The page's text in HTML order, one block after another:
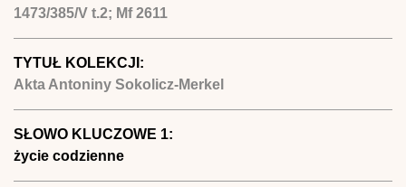
1473/385/V t.2; Mf 2611
TYTUŁ KOLEKCJI:
Akta Antoniny Sokolicz-Merkel
SŁOWO KLUCZOWE 1:
życie codzienne